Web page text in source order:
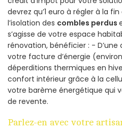
devrez qu’1 euro à régler à la
l’isolation des combles perdus
s’agisse de votre espace
rénovation, bénéficier : -
votre facture d’énergie (environ
déperditions thermiques en
confort intérieur grâce à la
votre barème énergétique qui
de revente.
Parlez-en avec votre